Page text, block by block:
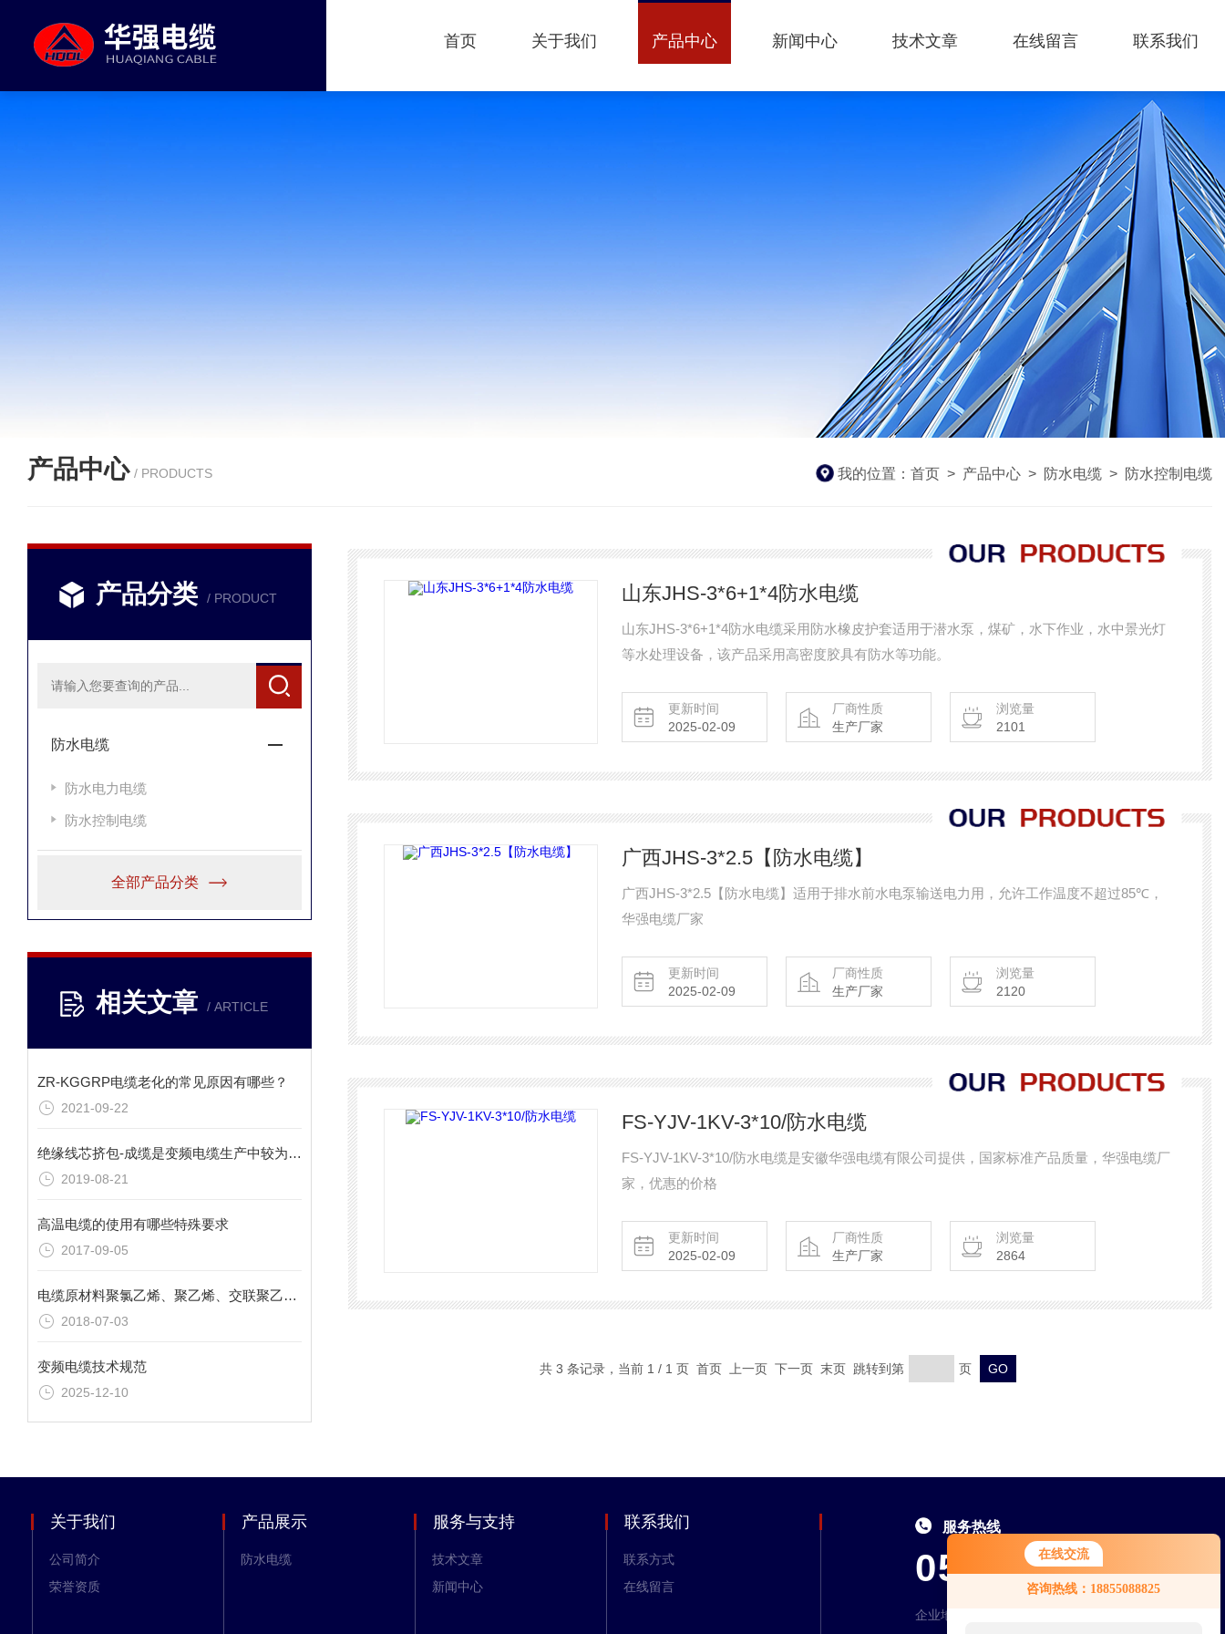
在线交流
咨询热线：18855088825
首页 关于我们 产品中心 新闻中心 技术文章 在线留言 联系我们
产品中心 / PRODUCTS 我的位置： 首页 > 产品中心 > 防水电缆 > 防水控制电缆
产品分类 / PRODUCT
防水电缆
防水电力电缆
防水控制电缆
全部产品分类
相关文章 / ARTICLE
ZR-KGGRP电缆老化的常见原因有哪些？
2021-09-22
绝缘线芯挤包-成缆是变频电缆生产中较为重要的工序
2019-08-21
高温电缆的使用有哪些特殊要求
2017-09-05
电缆原材料聚氯乙烯、聚乙烯、交联聚乙烯三者的区别
2018-07-03
变频电缆技术规范
2025-12-10
山东JHS-3*6+1*4防水电缆
山东JHS-3*6+1*4防水电缆采用防水橡皮护套适用于潜水泵，煤矿，水下作业，水中景光灯
等水处理设备，该产品采用高密度胶具有防水等功能。
更新时间
2025-02-09
厂商性质
生产厂家
浏览量
2101
广西JHS-3*2.5【防水电缆】
广西JHS-3*2.5【防水电缆】适用于排水前水电泵输送电力用，允许工作温度不超过85℃，
华强电缆厂家
更新时间
2025-02-09
厂商性质
生产厂家
浏览量
2120
FS-YJV-1KV-3*10/防水电缆
FS-YJV-1KV-3*10/防水电缆是安徽华强电缆有限公司提供，国家标准产品质量，华强电缆厂
家，优惠的价格
更新时间
2025-02-09
厂商性质
生产厂家
浏览量
2864
共 3 条记录，当前 1 / 1 页 首页 上一页 下一页 末页 跳转到第 页
关于我们
公司简介
荣誉资质
产品展示
防水电缆
服务与支持
技术文章
新闻中心
联系我们
联系方式
在线留言
服务热线
0550-7046995
企业地址：安徽省天长市永丰工业园区创业大道1号